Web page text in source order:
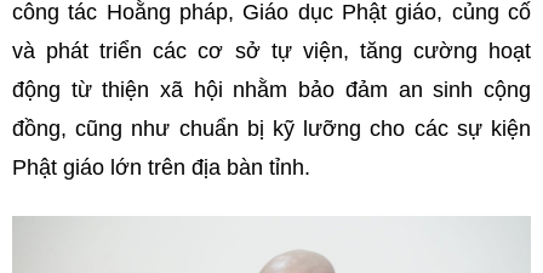
công tác Hoằng pháp, Giáo dục Phật giáo, củng cố
và phát triển các cơ sở tự viện, tăng cường hoạt
động từ thiện xã hội nhằm bảo đảm an sinh cộng
đồng, cũng như chuẩn bị kỹ lưỡng cho các sự kiện
Phật giáo lớn trên địa bàn tỉnh.